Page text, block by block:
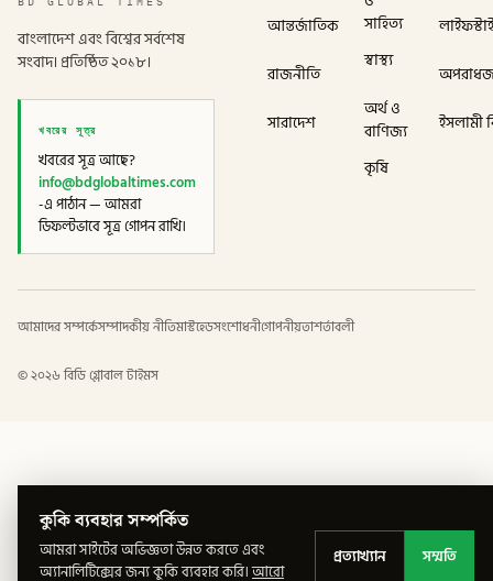
বাংলাদেশ এবং বিশ্বের সর্বশেষ
সংবাদ। প্রতিষ্ঠিত ২০১৮।
খবরের সূত্র
খবরের সূত্র আছে?
info@bdglobaltimes.com
-এ পাঠান — আমরা
ডিফল্টভাবে সূত্র গোপন রাখি।
আন্তর্জাতিক
রাজনীতি
সারাদেশ
সাহিত্য
স্বাস্থ্য
অর্থ ও
বাণিজ্য
কৃষি
ইসলামী
আমাদের সম্পর্কেসম্পাদকীয় নীতিমাস্টহেডসংশোধনীগোপনীয়তাশর্তাবলী
©২০২৬ বিডি গ্লোবাল টাইমস
কুকি ব্যবহার সম্পর্কিত
আমরা সাইটের অভিজ্ঞতা উন্নত করতে এবং
অ্যানালিটিক্সের জন্য কুকি ব্যবহার করি।আরো
প্রত্যাখ্যান সম্মতি